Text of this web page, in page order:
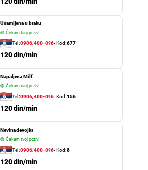
m
e
Usamljena u braku
🟢 Čekam tvoj poziv!
Tel:0906/400-096- Kod:677
120 din/min
Napaljena Milf
🟢 Čekam tvoj poziv!
Tel:0906/400-096- Kod:156
120 din/min
Nevina devojka
🟢 Čekam tvoj poziv!
Tel:0906/400-096- Kod:8
120 din/min